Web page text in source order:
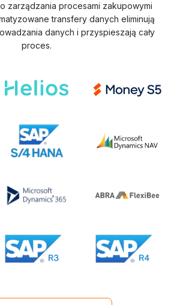
zgodnie z zasadami firmy
zamówieniami
faktur do systemu
zarządzania procesami zakupowymi
transfery danych eliminują
danych i przyspieszają cały
proces.